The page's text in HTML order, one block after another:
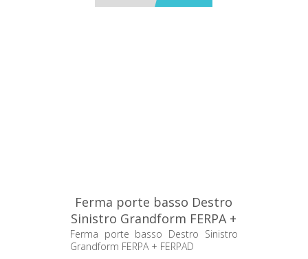
Ferma porte basso Destro
Sinistro Grandform FERPA +
FERPAD
Ferma porte basso Destro Sinistro
Grandform FERPA + FERPAD